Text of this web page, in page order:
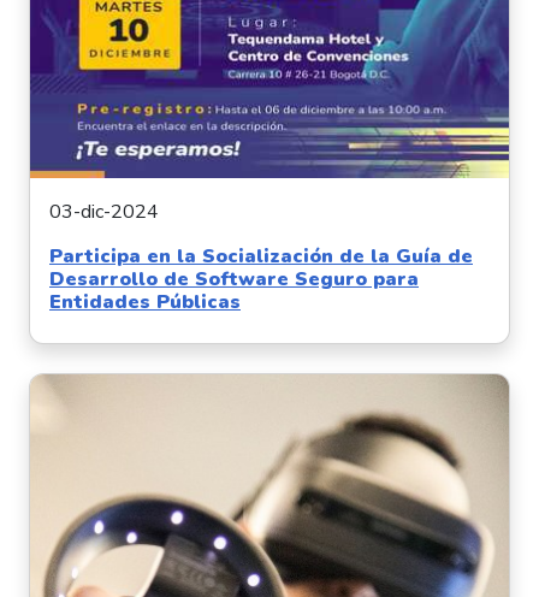
03-dic-2024
Participa en la Socialización de la Guía de
Desarrollo de Software Seguro para
Entidades Públicas